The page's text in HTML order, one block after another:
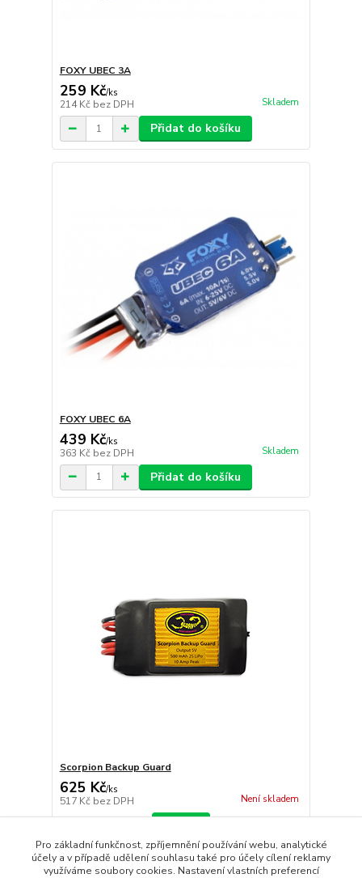
FOXY UBEC 3A
259 Kč/ks
214 Kč bez DPH Skladem
Přidat do košíku
FOXY UBEC 6A
439 Kč/ks
363 Kč bez DPH Skladem
Přidat do košíku
Scorpion Backup Guard
625 Kč/ks
517 Kč bez DPH Není skladem
Pro základní funkčnost, zpříjemnění používání webu, analytické
účely a v případě udělení souhlasu také pro účely cílení reklamy
využíváme soubory cookies. Nastavení vlastních preferencí